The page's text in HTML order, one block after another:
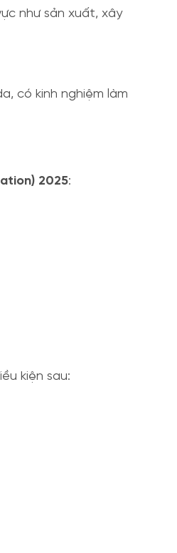
như sản xuất, xây
có kinh nghiệm làm
2025:
kiện sau: